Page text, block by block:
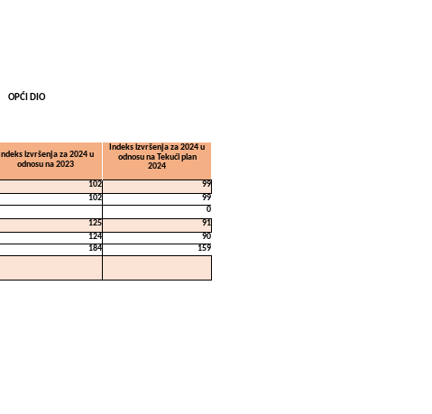
OPĆI DIO
Indeks izvršenja za 2024 u
odnosu na 2023
Indeks izvršenja za 2024 u
odnosu na Tekući plan
2024
102
99
102
99
0
125
91
124
90
184
159